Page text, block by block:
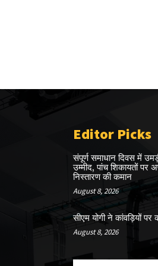
Editor Picks
संपूर्ण समाधान दिवस में
उम्मीद, पांच शिकायतों पर
निस्तारण की कमान
August 8, 2026
सीएम योगी ने कांवड़ियों पर
August 8, 2026